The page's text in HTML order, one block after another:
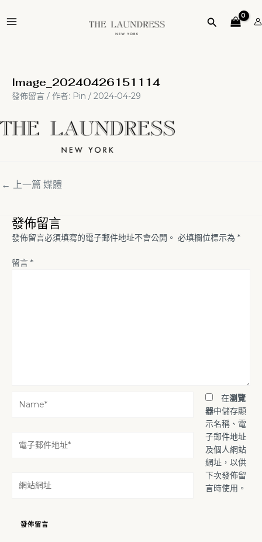
至
搜
Image_20240426151114
發佈留言 / 作者: Pin / 2024-04-29
navigation
← 上一篇 媒體
發佈留言
發佈留言必須填寫的電子郵件地址不會公開。 必填欄位標示為 *
留言 *
地
站
在瀏覽
器中儲存顯
示名稱、電
子郵件地址
及個人網站
網址，以供
下次發佈留
言時使用。